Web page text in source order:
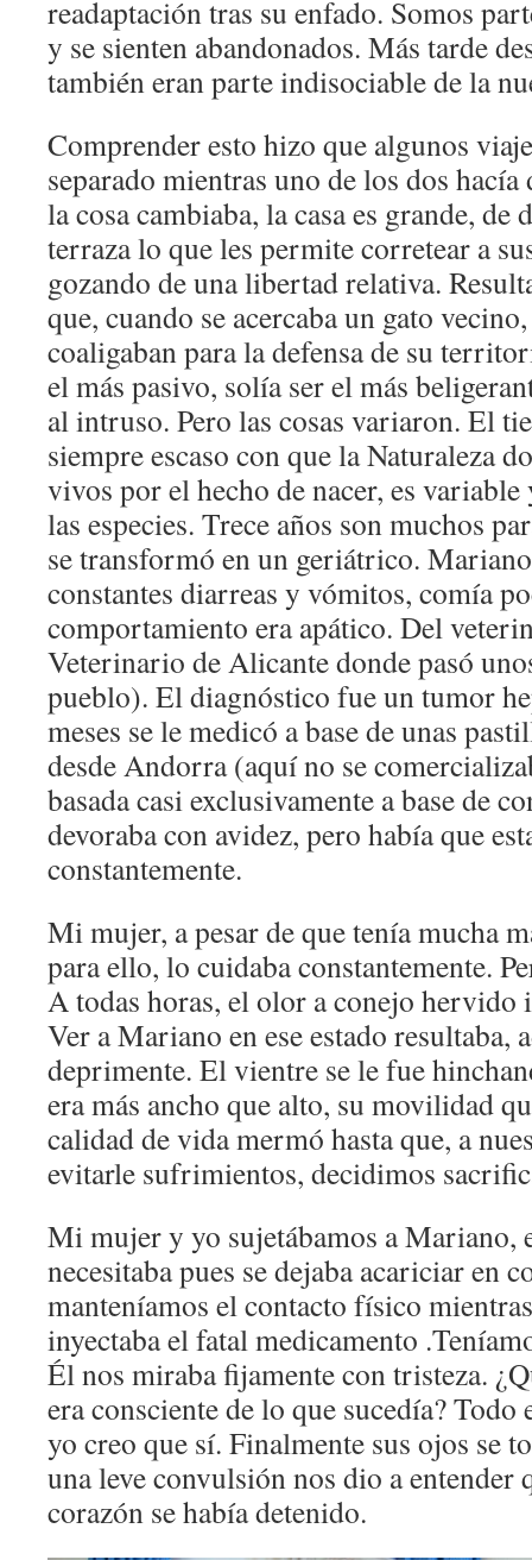
readaptación tras su enfado. Somos
y se sienten abandonados. Más tarde
también eran parte indisociable de la
Comprender esto hizo que algunos
separado mientras uno de los dos
la cosa cambiaba, la casa es grande, de
terraza lo que les permite corretear a
gozando de una libertad relativa.
que, cuando se acercaba un gato
coaligaban para la defensa de su
el más pasivo, solía ser el más
al intruso. Pero las cosas variaron. El
siempre escaso con que la Naturaleza
vivos por el hecho de nacer, es
las especies. Trece años son muchos
se transformó en un geriátrico.
constantes diarreas y vómitos, comía
comportamiento era apático. Del
Veterinario de Alicante donde pasó
pueblo). El diagnóstico fue un tumor
meses se le medicó a base de unas
desde Andorra (aquí no se
basada casi exclusivamente a base de
devoraba con avidez, pero había que
constantemente.
Mi mujer, a pesar de que tenía mucha
para ello, lo cuidaba constantemente.
A todas horas, el olor a conejo hervido
Ver a Mariano en ese estado resultaba,
deprimente. El vientre se le fue
era más ancho que alto, su movilidad
calidad de vida mermó hasta que, a
evitarle sufrimientos, decidimos
Mi mujer y yo sujetábamos a Mariano,
necesitaba pues se dejaba acariciar en
manteníamos el contacto físico
inyectaba el fatal medicamento
Él nos miraba fijamente con tristeza.
era consciente de lo que sucedía? Todo
yo creo que sí. Finalmente sus ojos se
una leve convulsión nos dio a entender
corazón se había detenido.